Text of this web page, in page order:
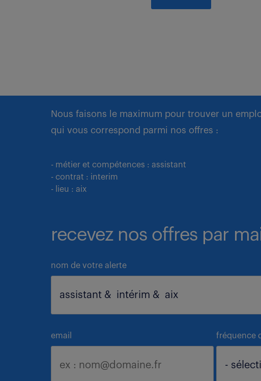
Nous faisons le maximum pour trouver un
qui vous correspond parmi nos offres :
- métier et compétences : assistant
- contrat : interim
- lieu : aix
recevez nos offres par
nom de votre alerte
email fréquence